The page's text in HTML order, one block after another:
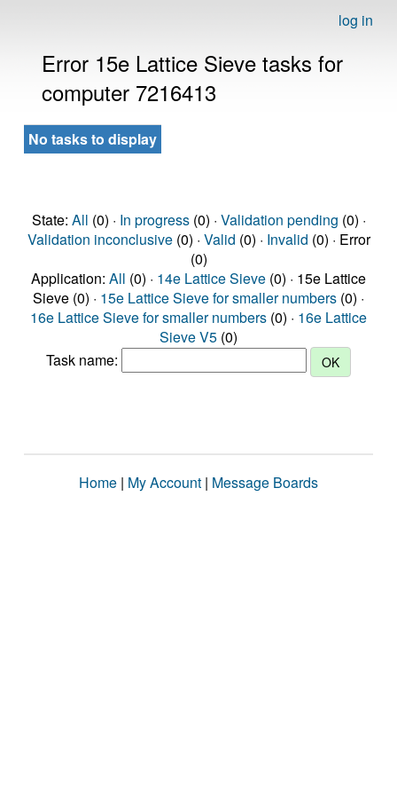
log in
Error 15e Lattice Sieve tasks for
computer 7216413
No tasks to display
State: All (0) · In progress(0) · Validation pending (0) ·
Validation inconclusive(0) · Valid (0) · Invalid (0) · Error
(0)
Application: All (0) · 14e Lattice Sieve (0) · 15e Lattice
Sieve (0) · 15e Lattice Sieve for smaller numbers (0) ·
16e Lattice Sieve for smaller numbers (0) · 16e Lattice
Sieve V5 (0)
Task name:
Home | My Account | Message Boards